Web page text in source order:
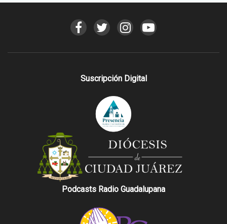
Suscripción Digital
Podcasts Radio Guadalupana